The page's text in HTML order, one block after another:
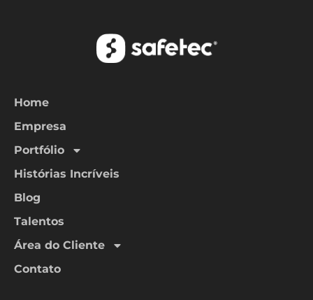
Home
Empresa
Portfólio
Histórias Incríveis
Blog
Talentos
Área do Cliente
Contato